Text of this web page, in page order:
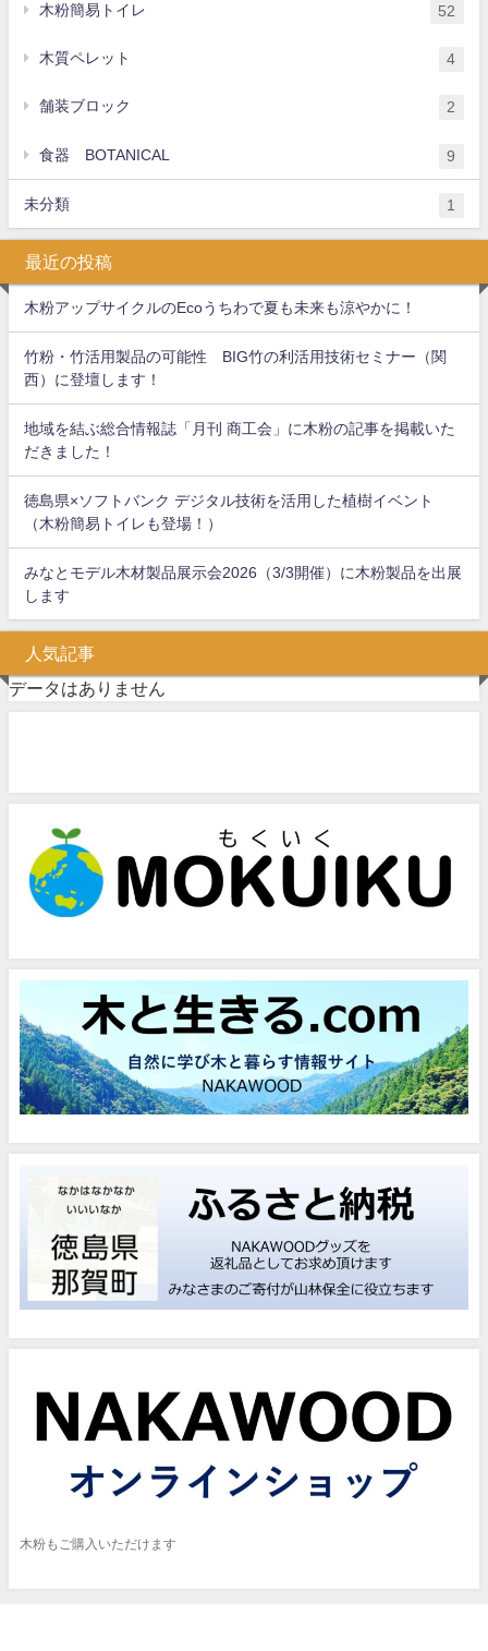
木粉簡易トイレ 52
木質ペレット 4
舗装ブロック 2
食器 BOTANICAL 9
未分類 1
最近の投稿
木粉アップサイクルのEcoうちわで夏も未来も涼やかに！
竹粉・竹活用製品の可能性 BIG竹の利活用技術セミナー（関
西）に登壇します！
地域を結ぶ総合情報誌「月刊 商工会」に木粉の記事を掲載いた
だきました！
徳島県×ソフトバンク デジタル技術を活用した植樹イベント
（木粉簡易トイレも登場！）
みなとモデル木材製品展示会2026（3/3開催）に木粉製品を出展
します
人気記事
データはありません
木粉もご購入いただけます